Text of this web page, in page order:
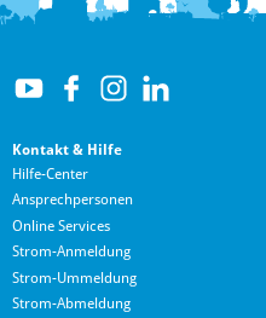
Kontakt & Hilfe
Hilfe-Center
Ansprechpersonen
Online Services
Strom-Anmeldung
Strom-Ummeldung
Strom-Abmeldung